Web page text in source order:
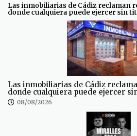
Las inmobiliarias de Cádiz reclaman
donde cualquiera puede ejercer sin
Las inmobiliarias de Cádiz
donde cualquiera puede ejercer
08/08/2026